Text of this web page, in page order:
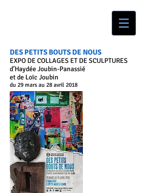
DES PETITS BOUTS DE NOUS
EXPO DE COLLAGES ET DE SCULPTURES
d’Haydée Joubin-Panassié
et de Loïc Joubin
du 29 mars au 28 avril 2018